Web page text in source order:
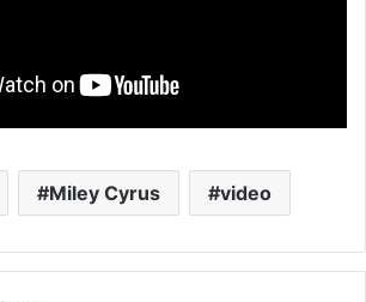
Miley Cyrus video